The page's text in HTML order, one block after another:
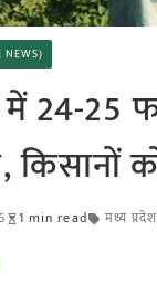
NEWS)
में 24-25
1 min read मध्य प्रदेश